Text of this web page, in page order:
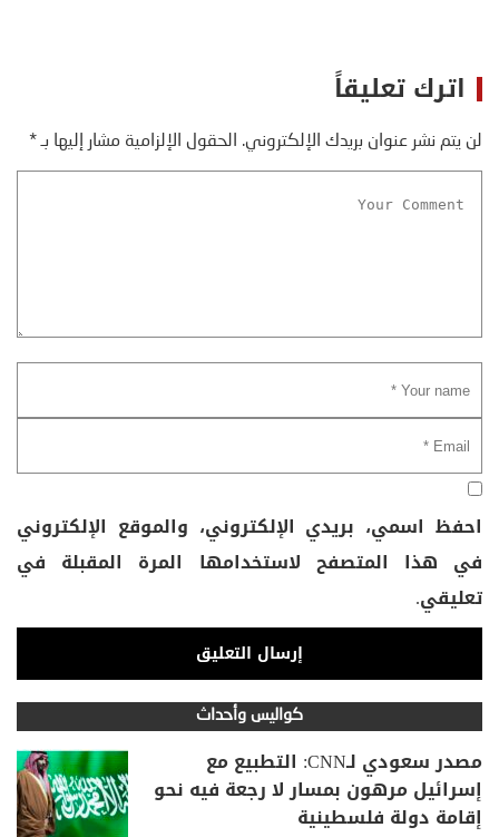
اترك تعليقاً
لن يتم نشر عنوان بريدك الإلكتروني. الحقول الإلزامية مشار إليها بـ*
احفظ اسمي، بريدي الإلكتروني، والموقع الإلكتروني
في هذا المتصفح لاستخدامها المرة المقبلة في
تعليقي.
كواليس وأحداث
مصدر سعودي لـCNN: التطبيع مع
إسرائيل مرهون بمسار لا رجعة فيه نحو
إقامة دولة فلسطينية